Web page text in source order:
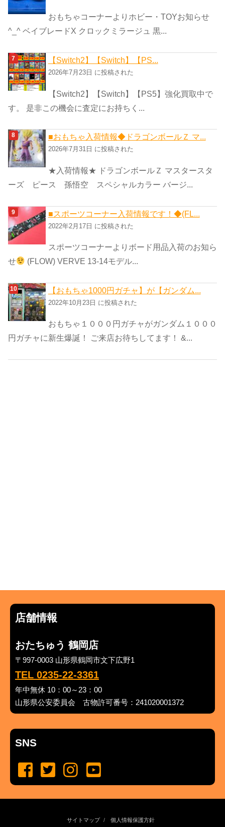
おもちゃコーナーよりホビー・TOYお知らせ
^_^ ベイブレードX クロックミラージュ 黒...
【Switch2】【Switch】【PS...
2026年7月23日 に投稿された
【Switch2】【Switch】【PS5】強化買取中で
す。 是非この機会に査定にお持ちく...
■おもちゃ入荷情報◆ドラゴンボールＺ マ...
2026年7月31日 に投稿された
★入荷情報★ ドラゴンボールＺ マスタースタ
ーズ ピース 孫悟空 スペシャルカラー バージ...
■スポーツコーナー入荷情報です！◆(FL...
2022年2月17日 に投稿された
スポーツコーナーよりボード用品入荷のお知ら
せ
(FLOW) VERVE 13-14モデル...
【おもちゃ1000円ガチャ】が【ガンダム...
2022年10月23日 に投稿された
おもちゃ１０００円ガチャがガンダム１０００
円ガチャに新生爆誕！ ご来店お待ちしてます！ &...
店舗情報
おたちゅう 鶴岡店
〒997-0003 山形県鶴岡市文下広野1
TEL 0235-22-3361
年中無休 10：00～23：00
山形県公安委員会 古物許可番号：241020001372
SNS
サイトマップ 個人情報保護方針